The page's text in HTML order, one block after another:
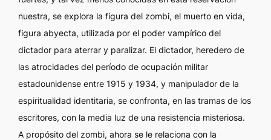
nuestra, se explora la figura del zombi, el muerto en vida,
figura abyecta, utilizada por el poder vampírico del
dictador para aterrar y paralizar. El dictador, heredero de
las atrocidades del período de ocupación militar
estadounidense entre 1915 y 1934, y manipulador de la
espiritualidad identitaria, se confronta, en las tramas de los
escritores, con la media luz de una resistencia misteriosa.
A propósito del zombi, ahora se le relaciona con la